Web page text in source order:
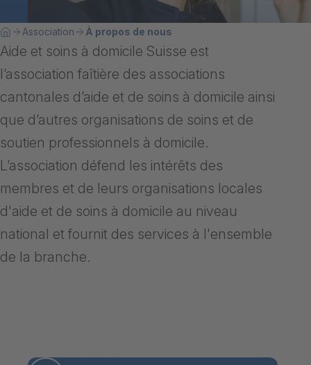
Breadcrumb
Vous êtes ici:
HomeAssociation À propos de nous
Aide et soins à domicile Suisse est
l’association faîtière des associations
cantonales d’aide et de soins à domicile ainsi
que d’autres organisations de soins et de
soutien professionnels à domicile.
L’association défend les intérêts des
membres et de leurs organisations locales
d'aide et de soins à domicile au niveau
national et fournit des services à l'ensemble
de la branche.